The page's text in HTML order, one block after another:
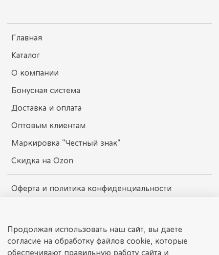
Главная
Каталог
О компании
Бонусная система
Доставка и оплата
Оптовым клиентам
Маркировка "Честный знак"
Скидка на Ozon
Оферта и политика конфиденциальности
Продолжая использовать наш сайт, вы даете
согласие на обработку файлов cookie, которые
обеспечивают правильную работу сайта и